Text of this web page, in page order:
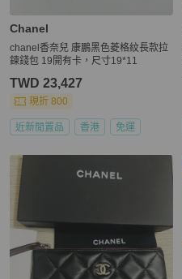
Chanel
chanel香奈兒 康鵬黑色菱格紋長款拉
鍊錢包 19開有卡，尺寸19*11
TWD 23,427
現折 800
近新閒置品 香港 免運